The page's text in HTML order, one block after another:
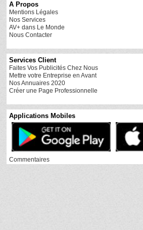
A Propos
Mentions Légales
Nos Services
AV+ dans Le Monde
Nous Contacter
Services Client
Faites Vos Publicités Chez Nous
Mettre votre Entreprise en Avant
Nos Annuaires 2020
Créer une Page Professionnelle
Applications Mobiles
Commentaires